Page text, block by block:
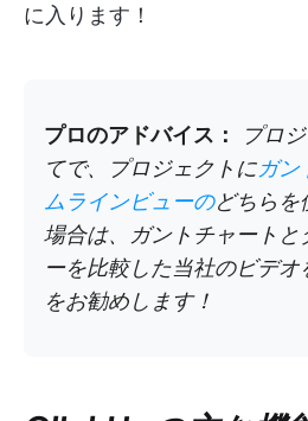
に入ります！
プロのアドバイス：
プロ
てで、プロジェクトにガ
ムラインビューのどちらを
場合は、ガントチャートと
ーを比較した当社のビデオ
をお勧めします！